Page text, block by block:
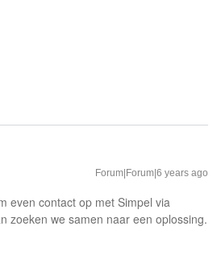
Forum|Forum|6 years ago
even contact op met Simpel via
zoeken we samen naar een oplossing.